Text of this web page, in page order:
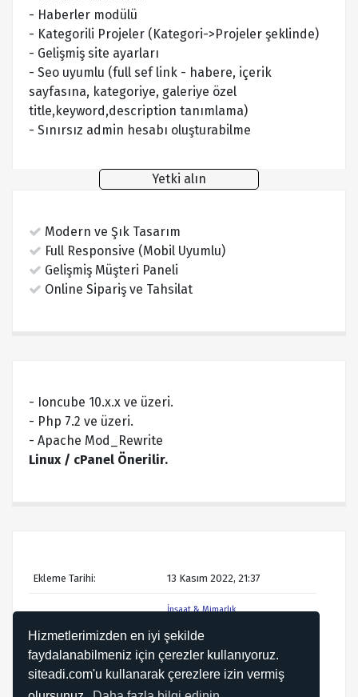
Hizmetlerimizden en iyi şekilde
faydalanabilmeniz için çerezler kullanıyoruz.
siteadi.com'u kullanarak çerezlere izin vermiş
- Haberler modülü
- Kategorili Projeler (Kategori->Projeler şeklinde)
- Gelişmiş site ayarları
- Seo uyumlu (full sef link - habere, içerik
sayfasına, kategoriye, galeriye özel
title,keyword,description tanımlama)
- Sınırsız admin hesabı oluşturabilme
Yetki alın
Modern ve Şık Tasarım
Full Responsive (Mobil Uyumlu)
Gelişmiş Müşteri Paneli
Online Sipariş ve Tahsilat
- Ioncube 10.x.x ve üzeri.
- Php 7.2 ve üzeri.
- Apache Mod_Rewrite
Linux / cPanel Önerilir.
Ekleme Tarihi: 13 Kasım 2022, 21:37
İnşaat & Mimarlık
Etiketler:
mimarlık v1
mimarlık
scripti
hazır web siteleri